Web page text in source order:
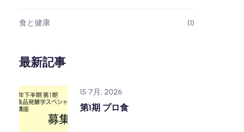
食と健康 (1)
最新記事
15 7月, 2026
第1期 プロ食